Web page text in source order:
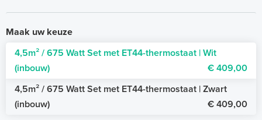
Maak uw keuze
4,5m² / 675 Watt Set met ET44-thermostaat | Wit
(inbouw)
€ 409,00
4,5m² / 675 Watt Set met ET44-thermostaat | Zwart
(inbouw)
€ 409,00